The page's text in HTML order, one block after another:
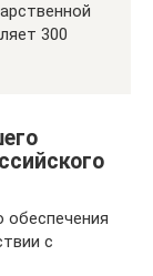
300
обеспечения
с